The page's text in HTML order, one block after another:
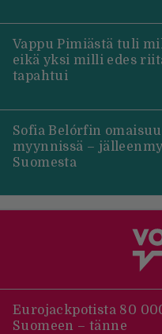
Vappu Pimiästä tuli
eikä yksi milli edes
tapahtui
Sofia Belórfin
myynnissä –
Suomesta
Eurojackpotista 80
Suomeen – tänne